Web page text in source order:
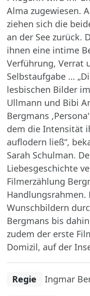
Alma zugewiesen.
ziehen sich die
an der See zurück.
ihnen eine intime
Verführung, Verrat
Selbstaufgabe …
lesbischen Bilder
Ullmann und Bibi
Bergmans
dem die Intensität
auflodern ließ“,
Sarah Schulman.
Liebesgeschichte
Filmerzählung
Handlungsrahmen.
Wunschbildern
Bergmans bis
zudem der erste
Domizil, auf der
Regie Ingmar